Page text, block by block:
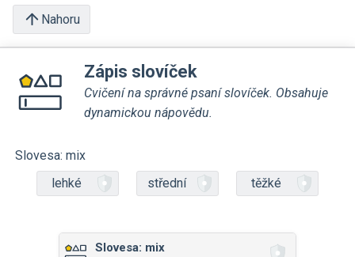
Nahoru
Zápis slovíček
Cvičení na správné psaní slovíček. Obsahuje
dynamickou nápovědu.
Slovesa: mix
lehké
střední těžké
Slovesa: mix